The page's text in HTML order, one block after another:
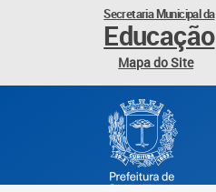
Secretaria Municipal da
Educação
Mapa do Site